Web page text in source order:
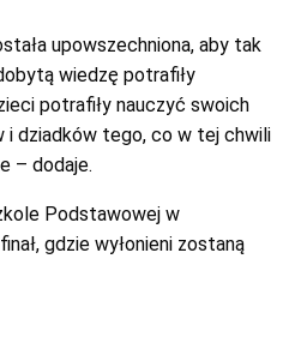
upowszechniona, aby tak
wiedzę potrafiły
potrafiły nauczyć swoich
i dziadków tego, co w tej chwili
– dodaje.
Podstawowej w
gdzie wyłonieni zostaną